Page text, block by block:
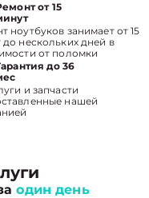
от 15
ноутбуков занимает от 15
до нескольких дней в
от поломки
до 36
и запчасти
нашей
один день